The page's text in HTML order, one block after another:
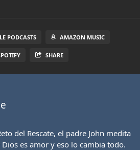
PODCASTS AMAZON MUSIC
SHARE
del Rescate, el padre John medita
es amor y eso lo cambia todo.